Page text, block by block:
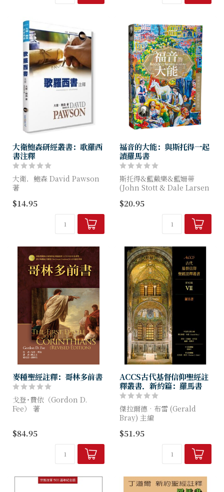
會論的真理。教會的創始是建
大衛鮑森研經叢書：歌羅西
書注釋
大衛．鮑森 David Pawson
著
透過大衛鮑森牧師生動淺顯的
解說，唯有基督，神的豐盛全
在祂裡面，基督是我們所需，
是我們的滿足。住在基督裡，
$14.95
福音的大能：與斯托得一起
讀羅馬書
斯托得&藍戴樂&藍姍蒂
(John Stott & Dale Larsen
在《福音的大能：與斯托得一
起讀羅馬書》，斯...
$20.95
麥種聖經註釋：哥林多前書
戈登˙費依（Gordon D.
Fee） 著
會(ECPA)1988年金書獎
修訂版獲福音聯盟（The
$84.95
ACCS古代基督信仰聖經註
釋叢書．新約篇：羅馬書
傑拉爾德‧布雷 (Gerald
Bray) 主編
羅馬書是保羅最具份量的書
信，一直以來都是解經講道、
神學研究與信徒生命的焦點。
$51.95